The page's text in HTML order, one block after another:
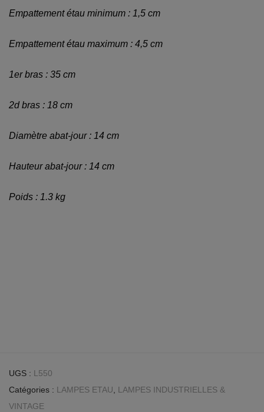
Empattement étau minimum : 1,5 cm
Empattement étau maximum : 4,5 cm
1er bras : 35 cm
2d bras : 18 cm
Diamètre abat-jour : 14 cm
Hauteur abat-jour : 14 cm
Poids : 1.3 kg
UGS : L550
Catégories : LAMPES ETAU
LAMPES INDUSTRIELLES &
VINTAGE